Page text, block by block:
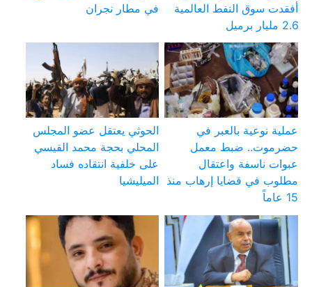
أفقدت سوق النفط العالمية
2.6 مليار برميل
في مطار نجران
عملية نوعية بالعبر في
حضرموت.. ضبط معمل
عبوات ناسفة واعتقال
مطلوب في قضايا إرهاب منذ
15 عاماً
الحوثي يعتقل عضو المجلس
المحلي بحجة محمد القيسي
على خلفية انتقاده فساد
الميليشيا